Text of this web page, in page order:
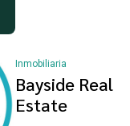
Inmobiliaria
Bayside Real
Estate